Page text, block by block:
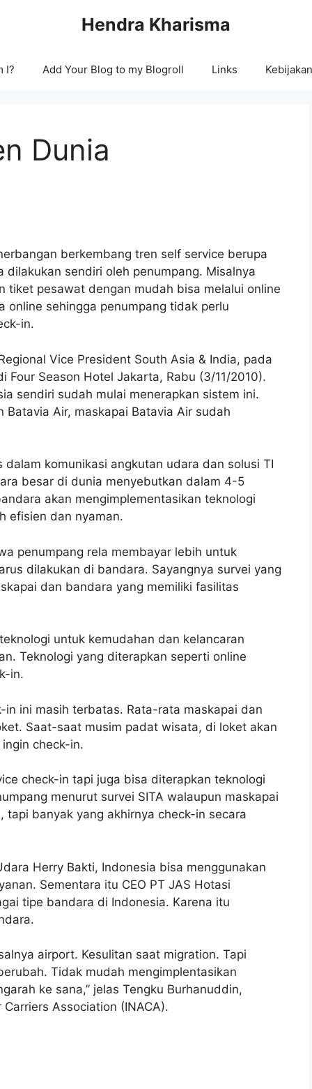
Hendra Kharisma
I? Add Your Blog to my Blogroll Links
Dunia
berkembang tren self service berupa
dilakukan sendiri oleh penumpang. Misalnya
tiket pesawat dengan mudah bisa melalui online
online sehingga penumpang tidak perlu
in.
Vice President South Asia & India, pada
Four Season Hotel Jakarta, Rabu (3/11/2010).
sendiri sudah mulai menerapkan sistem ini.
Batavia Air, maskapai Batavia Air sudah
komunikasi angkutan udara dan solusi TI
besar di dunia menyebutkan dalam 4-5
akan mengimplementasikan teknologi
efisien dan nyaman.
penumpang rela membayar lebih untuk
dilakukan di bandara. Sayangnya survei yang
dan bandara yang memiliki fasilitas
untuk kemudahan dan kelancaran
Teknologi yang diterapkan seperti online
in.
ini masih terbatas. Rata-rata maskapai dan
Saat-saat musim padat wisata, di loket akan
check-in.
check-in tapi juga bisa diterapkan teknologi
menurut survei SITA walaupun maskapai
banyak yang akhirnya check-in secara
Herry Bakti, Indonesia bisa menggunakan
Sementara itu CEO PT JAS Hotasi
tipe bandara di Indonesia. Karena itu
airport. Kesulitan saat migration. Tapi
Tidak mudah mengimplentasikan
ke sana,” jelas Tengku Burhanuddin,
Association (INACA).